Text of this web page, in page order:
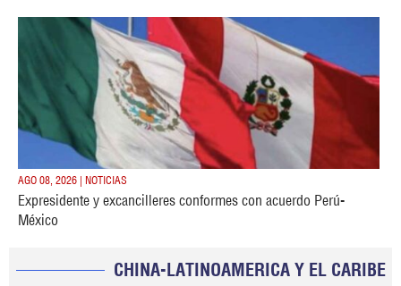
AGO 08, 2026 | NOTICIAS
Expresidente y excancilleres conformes con acuerdo Perú-
México
CHINA-LATINOAMERICA Y EL CARIBE